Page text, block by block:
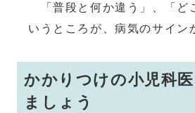
「普段と何か違う」、「ど
いうところが、病気のサイン
かかりつけの小児科
ましょう